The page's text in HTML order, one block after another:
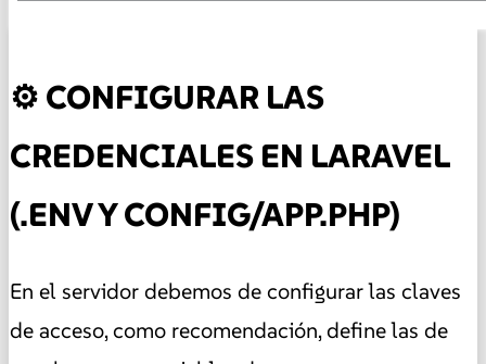
⚙️ CONFIGURAR LAS
CREDENCIALES EN LARAVEL
(.ENV Y CONFIG/APP.PHP)
En el servidor debemos de configurar las claves
de acceso, como recomendación, define las de